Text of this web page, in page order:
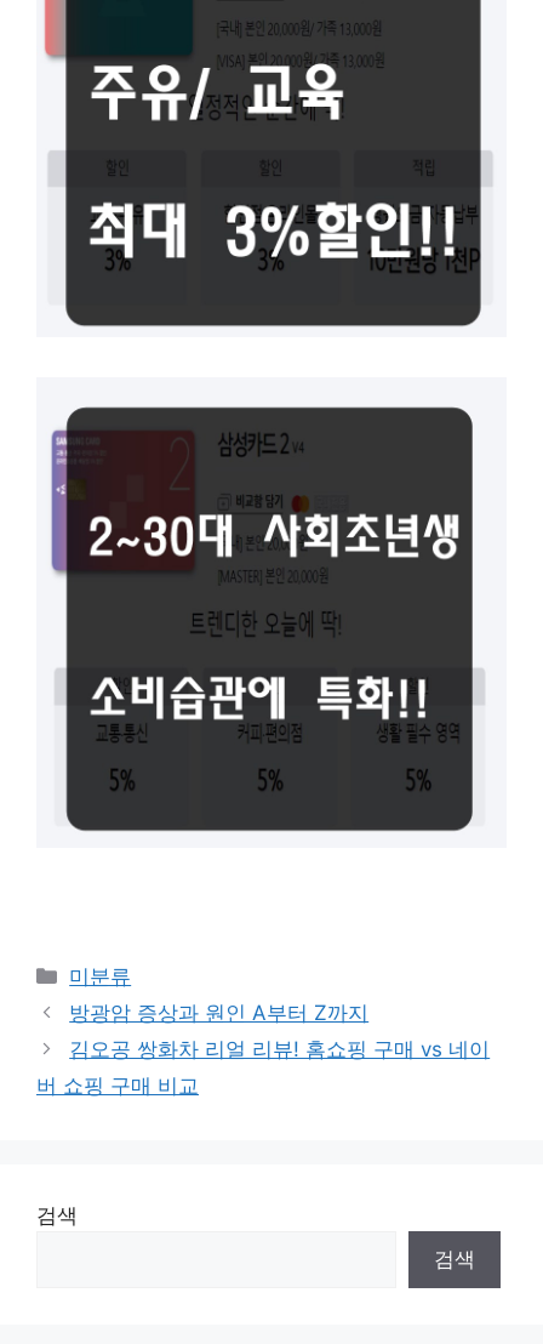
Categories
미분류
방광암 증상과 원인 A부터 Z까지
김오공 쌍화차 리얼 리뷰! 홈쇼핑 구매 vs 네이
버 쇼핑 구매 비교
검색
검색